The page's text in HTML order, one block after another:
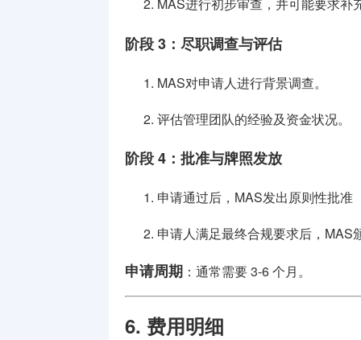
MAS进行初步审查，并可能要求补
阶段 3：尽职调查与评估
MAS对申请人进行背景调查。
评估管理团队的经验及资金状况。
阶段 4：批准与牌照发放
申请通过后，MAS发出原则性批准
申请人满足最终合规要求后，MAS
申请周期 ：通常需要 3-6 个月。
6. 费用明细